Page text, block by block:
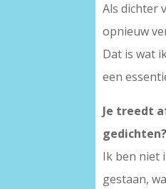
Als dichter
opnieuw
Dat is wat
een
Je treedt
gedichten?
Ik ben niet
gestaan,